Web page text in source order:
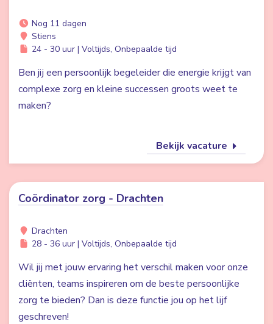
Nog 11 dagen
Stiens
24 - 30 uur | Voltijds, Onbepaalde tijd
Ben jij een persoonlijk begeleider die energie krijgt van
complexe zorg en kleine successen groots weet te
maken?
Bekijk vacature
Coördinator zorg - Drachten
Drachten
28 - 36 uur | Voltijds, Onbepaalde tijd
Wil jij met jouw ervaring het verschil maken voor onze
cliënten, teams inspireren om de beste persoonlijke
zorg te bieden? Dan is deze functie jou op het lijf
geschreven!